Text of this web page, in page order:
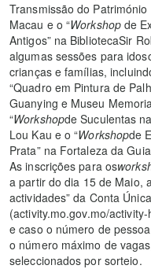
Transmissão do
Macau e o “Workshopde
Antigos” na BibliotecaSir
algumas sessões para
crianças e famílias,
“Quadro em Pintura de
Guanying e Museu
“Workshopde Suculentas
Lou Kau e o “Workshopde
Prata” na Fortaleza da
As inscrições para os
a partir do dia 15 de Maio,
actividades” da Conta
(activity.mo.gov.mo/
e caso o número de
o número máximo de
seleccionados por sorteio.